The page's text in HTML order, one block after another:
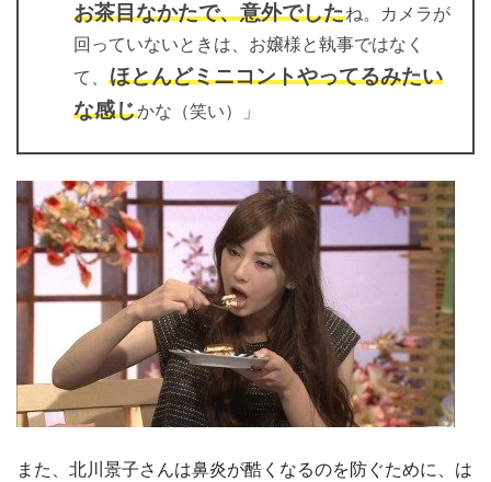
お茶目なかたで、意外でしたね。カメラが
回っていないときは、お嬢様と執事ではなく
て、 ほとんどミニコントやってるみたい
な感じかな（笑い）」
また、北川景子さんは鼻炎が酷くなるのを防ぐために、は